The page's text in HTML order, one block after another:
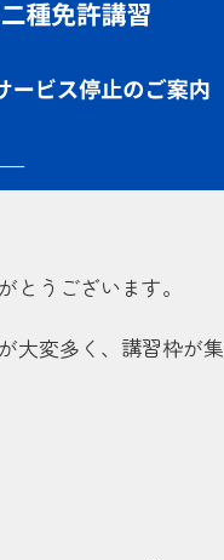
うございます。
変多く、講習枠が